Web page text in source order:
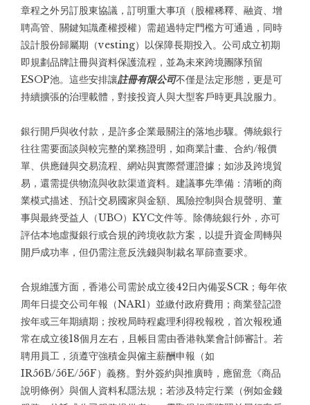
章程之外另訂股東協議，訂明重大事項（股權稀釋、融資、增
聘高管、關鍵知識產權授權）需超過特定門檻方可通過，同時
設計股份歸屬期（vesting）以保障長期投入。公司成立初期
即規劃品牌註冊與資料保護流程，並為未來跨境團隊預留
ESOP池。這些安排讓註冊有限公司不僅是法定形態，更是可
持續擴張的治理載體，對接投資人與大型客戶時更具說服力。
銀行開戶與收付款，是許多企業最關注的落地步驟。傳統銀行
往往需要面談與較完整的業務證明，如商業計畫、合約/報價
單、供應鏈與交易流程、網站與實際營運證據；如涉及跨境貿
易，還需提供物流與收款渠道資料。建議事先準備：清晰的商
業模式描述、預計交易國家與金額、風險控制與合規聲明、董
事與最終受益人（UBO）KYC文件等。除傳統銀行外，亦可
評估本地虛擬銀行或合規的跨境收款方案，以提升資金周轉與
開戶成功率，但仍需注意反洗錢與制裁名單篩查要求。
合規維護方面，香港公司需於成立後42日內備妥SCR；每年依
周年日提交公司年報（NAR1）並繳付政府費用；商業登記證
按年或三年期續期；按稅局時程處理利得稅報稅，首次報稅通
常在成立後18個月左右，且帳目需由香港執業會計師審計。若
聘用員工，須遵守強積金與僱主薪酬申報（如
IR56B/56E/56F）義務。對外簽約與推廣時，應留意《商品
說明條例》與個人資料私隱法規；若涉及特定行業（例如金錢